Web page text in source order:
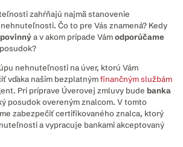
zahŕňajú najmä stanovenie
Čo to pre Vás znamená? Kedy
povinnýa v akom prípade Vámodporúčame
nehnuteľnosti na úver, ktorú Vám
vďaka našim bezplatnýmfinančným službám
Pri príprave Úverovej zmluvy bude banka
posudok overeným znalcom. V tomto
zabezpečiť certifikovaného znalca, ktorý
a vypracuje bankami akceptovaný